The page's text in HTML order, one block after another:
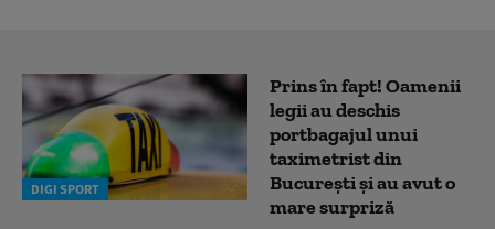
DIGI SPORT
Prins în fapt! Oamenii
legii au deschis
portbagajul unui
taximetrist din
București și au avut o
mare surpriză